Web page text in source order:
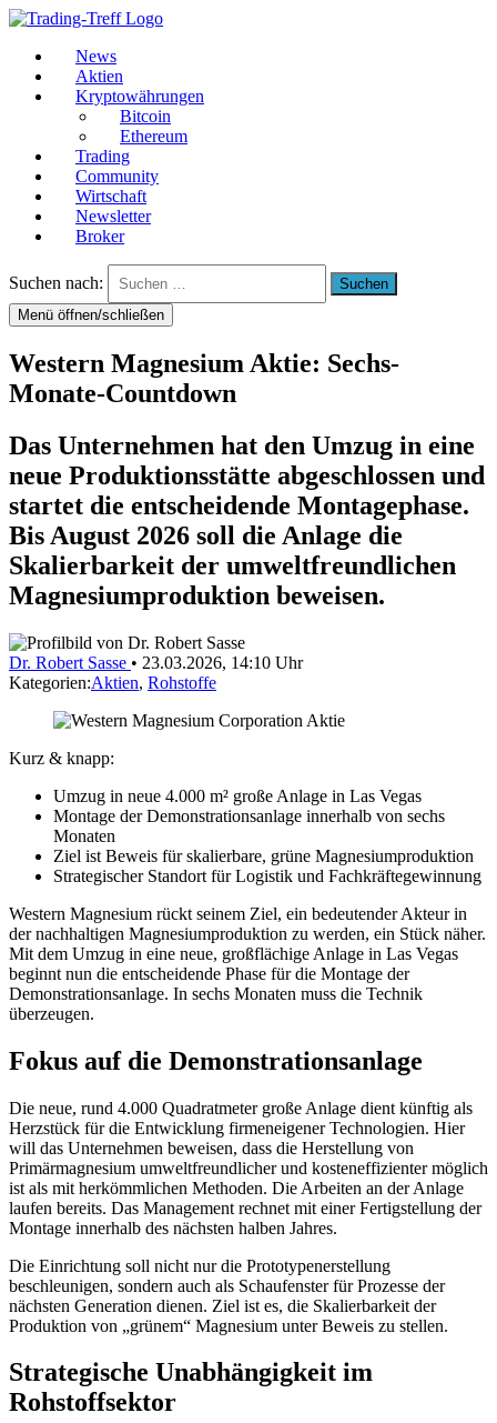
News
Aktien
Kryptowährungen
Bitcoin
Ethereum
Trading
Community
Wirtschaft
Newsletter
Broker
Suchen nach:
Menü öffnen/schließen
Western Magnesium Aktie: Sechs-
Monate-Countdown
Das Unternehmen hat den Umzug in eine
neue Produktionsstätte abgeschlossen und
startet die entscheidende Montagephase.
Bis August 2026 soll die Anlage die
Skalierbarkeit der umweltfreundlichen
Magnesiumproduktion beweisen.
Dr. Robert Sasse • 23.03.2026, 14:10 Uhr
Kategorien:Aktien, Rohstoffe
Kurz & knapp:
Umzug in neue 4.000 m² große Anlage in Las Vegas
Montage der Demonstrationsanlage innerhalb von sechs
Monaten
Ziel ist Beweis für skalierbare, grüne Magnesiumproduktion
Strategischer Standort für Logistik und Fachkräftegewinnung
Western Magnesium rückt seinem Ziel, ein bedeutender Akteur in
der nachhaltigen Magnesiumproduktion zu werden, ein Stück näher.
Mit dem Umzug in eine neue, großflächige Anlage in Las Vegas
beginnt nun die entscheidende Phase für die Montage der
Demonstrationsanlage. In sechs Monaten muss die Technik
überzeugen.
Fokus auf die Demonstrationsanlage
Die neue, rund 4.000 Quadratmeter große Anlage dient künftig als
Herzstück für die Entwicklung firmeneigener Technologien. Hier
will das Unternehmen beweisen, dass die Herstellung von
Primärmagnesium umweltfreundlicher und kosteneffizienter möglich
ist als mit herkömmlichen Methoden. Die Arbeiten an der Anlage
laufen bereits. Das Management rechnet mit einer Fertigstellung der
Montage innerhalb des nächsten halben Jahres.
Die Einrichtung soll nicht nur die Prototypenerstellung
beschleunigen, sondern auch als Schaufenster für Prozesse der
nächsten Generation dienen. Ziel ist es, die Skalierbarkeit der
Produktion von „grünem“ Magnesium unter Beweis zu stellen.
Strategische Unabhängigkeit im
Rohstoffsektor